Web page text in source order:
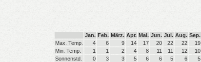
Jan. Feb. März. Apr. Mai. Jun. Jul. Aug. Sep.
Max. Temp.
4 6 9 14 17 20 22 22 19
Min. Temp.
-1 -1 2 4 8 11 11 12 10
Sonnenstd.
0 3 3 5 6 6 5 6 5